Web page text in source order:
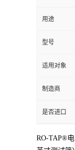
用途
型号
适用对象
制造商
是否进口
RO-TAP®